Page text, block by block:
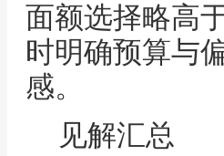
面额选择略高
时明确预算与
感。
见解汇总